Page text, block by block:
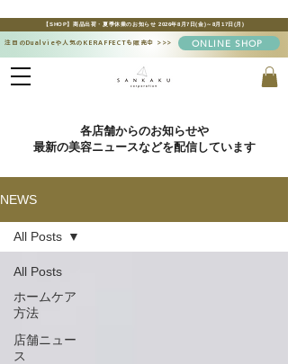
注目のDualvieや人気のKERAFFECTも販売中 >>> ONLINE SHOP
【SHOP】商品出荷・夏季休業のお知らせ 2026年8月7日(金)～8月17日(月)
​各店舗からのお知らせや
最新の美容ニュースなどを配信しています
NEWS
All Posts
ホームケア
方法
店舗ニュー
ス
All Posts